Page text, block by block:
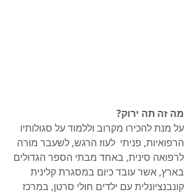
מה זה תה ירוק?
על מנת להכירו מקרוב וללמוד על סגולותיו
הרפואיות, פניתי  לעוז הרגש, לשעבר מורה
לרפואה סינית, באחד מבתי הספר הגדולים
בארץ, אשר עובד כיום במסגרת קלינית
קונבנציונלית עם ילדים חולי סרטן, במרכז